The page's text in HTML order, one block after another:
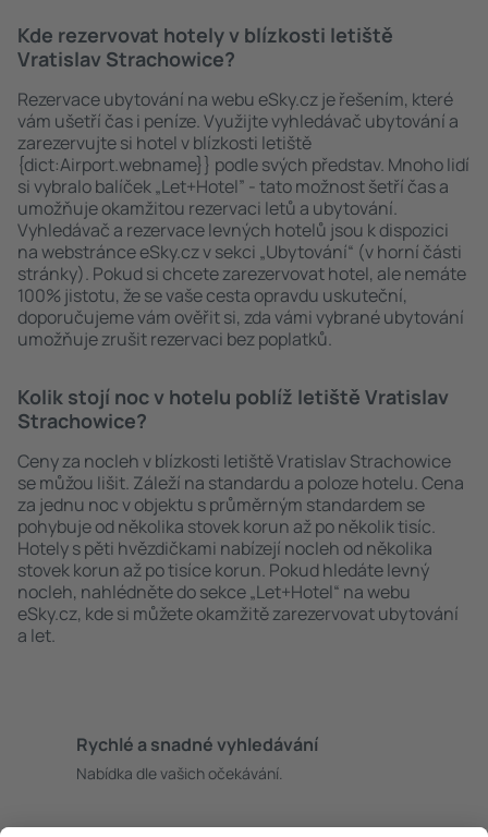
Kde rezervovat hotely v blízkosti letiště
Vratislav Strachowice?
Rezervace ubytování na webu eSky.cz je řešením, které
vám ušetří čas i peníze. Využijte vyhledávač ubytování a
zarezervujte si hotel v blízkosti letiště
{dict:Airport.webname}} podle svých představ. Mnoho lidí
si vybralo balíček „Let+Hotel” - tato možnost šetří čas a
umožňuje okamžitou rezervaci letů a ubytování.
Vyhledávač a rezervace levných hotelů jsou k dispozici
na webstránce eSky.cz v sekci „Ubytování“ (v horní části
stránky). Pokud si chcete zarezervovat hotel, ale nemáte
100% jistotu, že se vaše cesta opravdu uskuteční,
doporučujeme vám ověřit si, zda vámi vybrané ubytování
umožňuje zrušit rezervaci bez poplatků.
Kolik stojí noc v hotelu poblíž letiště Vratislav
Strachowice?
Ceny za nocleh v blízkosti letiště Vratislav Strachowice
se můžou lišit. Záleží na standardu a poloze hotelu. Cena
za jednu noc v objektu s průměrným standardem se
pohybuje od několika stovek korun až po několik tisíc.
Hotely s pěti hvězdičkami nabízejí nocleh od několika
stovek korun až po tisíce korun. Pokud hledáte levný
nocleh, nahlédněte do sekce „Let+Hotel“ na webu
eSky.cz, kde si můžete okamžitě zarezervovat ubytování
a let.
Rychlé a snadné vyhledávání
Nabídka dle vašich očekávání.